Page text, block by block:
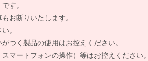
す。
お断りいたします。
。
つく製品の使用はお控えください。
マートフォンの操作）等はお控えください